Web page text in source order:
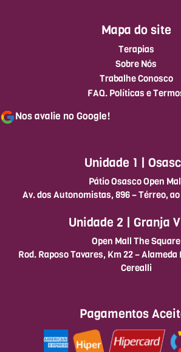
Mapa do site
Terapias
Sobre Nós
Trabalhe Conosco
FAQ. Políticas e
Nos avalie no Google!
Unidade 1 |
Pátio Osasco Open
Av. dos Autonomistas, 896 – Térreo,
Unidade 2 | Granja
Open Mall The Square
Rod. Raposo Tavares, Km 22 – Alameda
Cerealli
Pagamentos